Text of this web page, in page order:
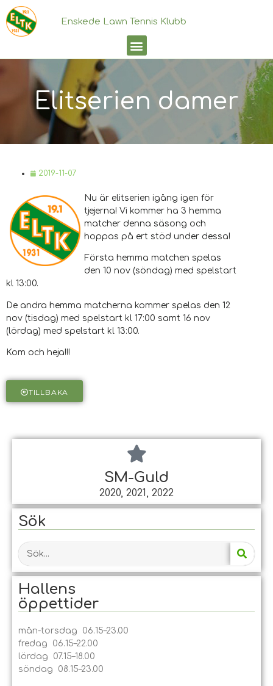
Enskede Lawn Tennis Klubb
Elitserien damer
2019-11-07
Nu är elitserien igång igen för
tjejerna! Vi kommer ha 3 hemma
matcher denna säsong och
hoppas på ert stöd under dessa!
Första hemma matchen spelas
den 10 nov (söndag) med spelstart
kl 13:00.
De andra hemma matcherna kommer spelas den 12
nov (tisdag) med spelstart kl 17:00 samt 16 nov
(lördag) med spelstart kl 13:00.
Kom och heja!!!
TILLBAKA
SM-Guld
2020, 2021, 2022
Sök
Hallens
öppet­tider
mån-torsdag 06.15–23.00
fredag 06.15–22.00
lördag 07.15–18.00
söndag 08.15–23.00